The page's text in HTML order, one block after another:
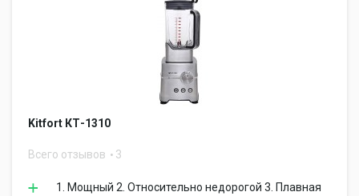
Kitfort КТ-1310
Всего отзывов 3
1. Мощный 2. Относительно недорогой 3. Плавная